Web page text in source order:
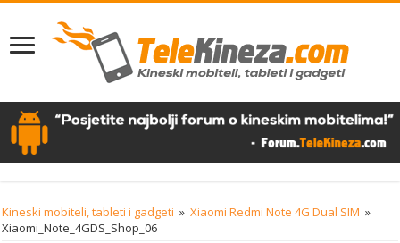
Kineski mobiteli, tableti i gadgeti » Xiaomi Redmi Note 4G Dual SIM »
Xiaomi_Note_4GDS_Shop_06